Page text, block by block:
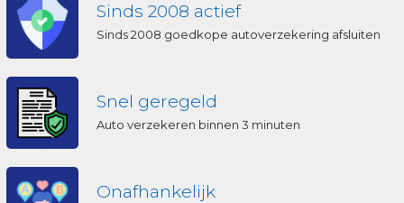
Sinds 2008 actief
Sinds 2008 goedkope autoverzekering afsluiten
Snel geregeld
Auto verzekeren binnen 3 minuten
Onafhankelijk